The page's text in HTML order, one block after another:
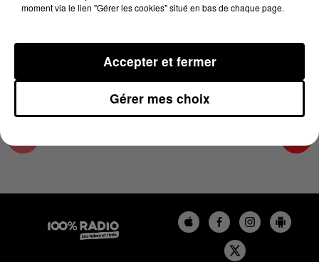
L'AGENDA DU SUD TARN
moment via le lien "Gérer les cookies" situé en bas de chaque page.
Gérer mes choix
Accepter et fermer